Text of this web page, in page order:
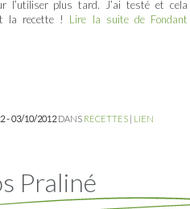
l’utiliser plus tard. J’ai testé et cela
la recette ! Lire la suite de Fondant
- 03/10/2012DANS RECETTES
LIEN
Praliné